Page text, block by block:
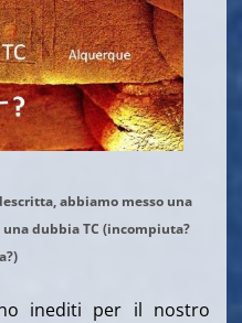
abbiamo messo una
dubbia TC (incompiuta?
inediti per il nostro